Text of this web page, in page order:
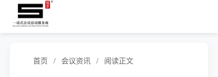
首页 / 会议资讯 / 阅读正文